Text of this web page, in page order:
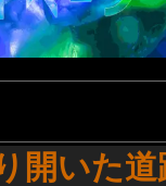
開いた道